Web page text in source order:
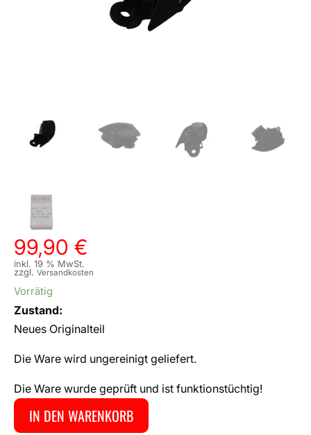
99,90 €
inkl. 19 % MwSt.
zzgl. Versandkosten
Vorrätig
Zustand:
Neues Originalteil
Die Ware wird ungereinigt geliefert.
Die Ware wurde geprüft und ist funktionstüchtig!
IN DEN WARENKORB